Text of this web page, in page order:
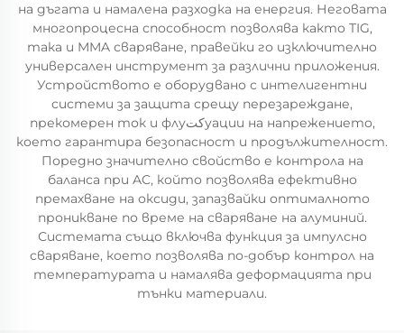
на дъгата и намалена разходка на енергия. Неговата
многопроцесна способност позволява както TIG,
така и MMA сваряване, правейки го изключително
универсален инструмент за различни приложения.
Устройството е оборудвано с интелигентни
системи за защита срещу перезареждане,
прекомерен ток и флуكتуации на напрежението,
което гарантира безопасност и продължителност.
Поредно значително свойство е контрола на
баланса при AC, който позволява ефективно
премахване на оксиди, запазвайки оптималното
проникване по време на сваряване на алуминий.
Системата също включва функция за импулсно
сваряване, което позволява по-добър контрол на
температурата и намалява деформацията при
тънки материали.